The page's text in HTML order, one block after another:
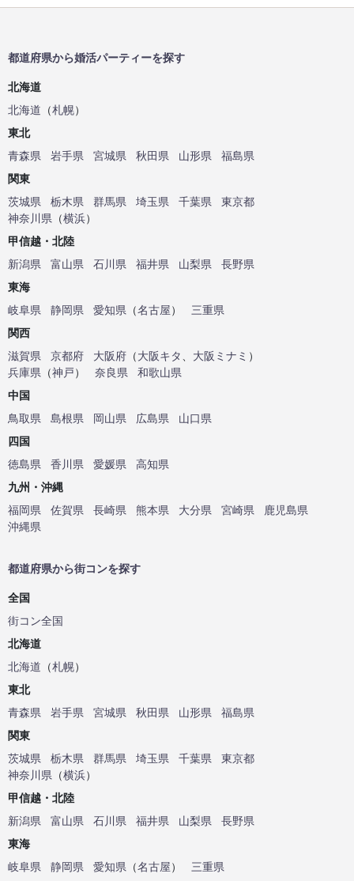
都道府県から婚活パーティーを探す
北海道
北海道 （札幌）
東北
青森県
岩手県 宮城県 秋田県 山形県
福島県
関東
茨城県
栃木県 群馬県 埼玉県 千葉県
東京都
神奈川県 （横浜）
甲信越・北陸
新潟県
富山県 石川県 福井県 山梨県
長野県
東海
岐阜県
静岡県 愛知県 （名古屋）
三重県
関西
滋賀県
京都府 大阪府 （大阪キタ 大阪ミナミ ）
兵庫県 （神戸） 奈良県
和歌山県
中国
鳥取県
島根県 岡山県 広島県
山口県
四国
徳島県
香川県 愛媛県
高知県
九州・沖縄
福岡県
佐賀県 長崎県 熊本県 大分県 宮崎県
鹿児島県
沖縄県
都道府県から街コンを探す
全国
街コン全国
北海道
北海道 （札幌）
東北
青森県
岩手県 宮城県 秋田県 山形県
福島県
関東
茨城県
栃木県 群馬県 埼玉県 千葉県
東京都
神奈川県 （横浜）
甲信越・北陸
新潟県
富山県 石川県 福井県 山梨県
長野県
東海
岐阜県
静岡県 愛知県 （名古屋）
三重県